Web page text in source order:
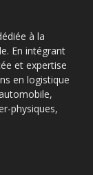
à la
En intégrant
et expertise
en logistique
physiques,